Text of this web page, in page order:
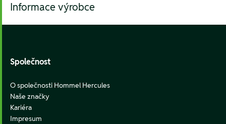
Informace výrobce
Společnost
O společnosti Hommel Hercules
Naše značky
Kariéra
Impresum